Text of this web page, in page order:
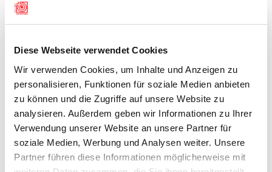
Diese Webseite verwendet Cookies
Wir verwenden Cookies, um Inhalte und Anzeigen zu
personalisieren, Funktionen für soziale Medien anbieten
zu können und die Zugriffe auf unsere Website zu
analysieren. Außerdem geben wir Informationen zu Ihrer
Verwendung unserer Website an unsere Partner für
soziale Medien, Werbung und Analysen weiter. Unsere
Partner führen diese Informationen möglicherweise mit
Finalteilnahmen erreicht und eine Medaille
unbezahlbar.» Über Pistolenschütze Jason Solari
brauche man nicht viel zu sagen. Es sei einfach
phantastisch, wie er seinen Job erledige. «Das
macht Lust auf mehr und es ist nur eine Frage der
Zeit, bis er den Bann des vierten Platzes bricht», so
Friedemann.
Im Gewehrbereich sei es wichtig gewesen, erneut